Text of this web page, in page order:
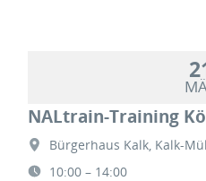
NALtrain-Training
Bürgerhaus Kalk, Kalk-
10:00 – 14:00